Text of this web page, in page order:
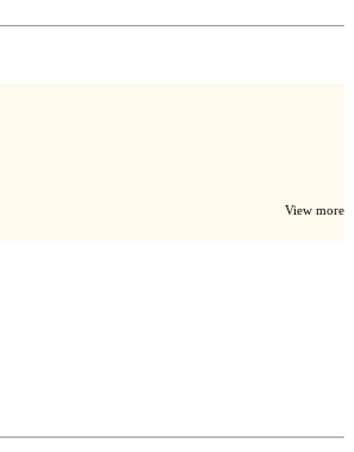
View more